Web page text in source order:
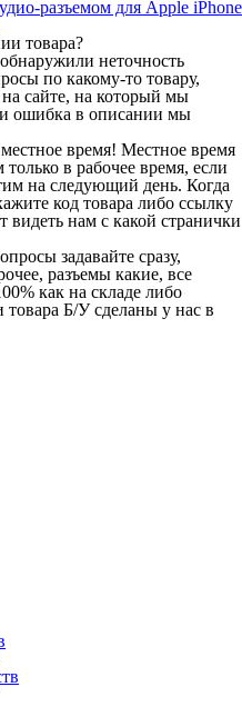
разъемом для Apple iPhone
товара?
неточность
по какому-то товару,
сайте, на который мы
ошибка в описании мы
время! Местное время
в рабочее время, если
на следующий день. Когда
код товара либо ссылку
видеть нам с какой странички
задавайте сразу,
разъемы какие, все
как на складе либо
товара Б/У сделаны у нас в